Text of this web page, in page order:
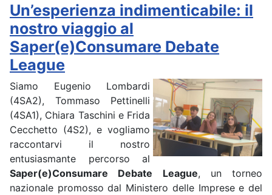
Un’esperienza indimenticabile: il
nostro viaggio al
Saper(e)Consumare Debate
League
Siamo Eugenio Lombardi
(4SA2), Tommaso Pettinelli
(4SA1), Chiara Taschini e Frida
Cecchetto (4S2), e vogliamo
raccontarvi il nostro
entusiasmante percorso al
Saper(e)Consumare Debate League, un torneo
nazionale promosso dal Ministero delle Imprese e del